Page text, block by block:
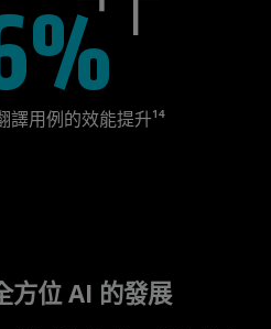
譯用例的效能提升¹⁴
方位 AI 的發展